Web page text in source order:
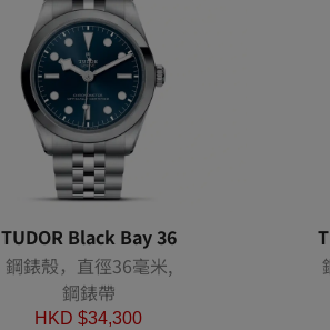
TUDOR Black Bay 36
鋼錶殼，直徑36毫米,
鋼錶帶
HKD $34,300